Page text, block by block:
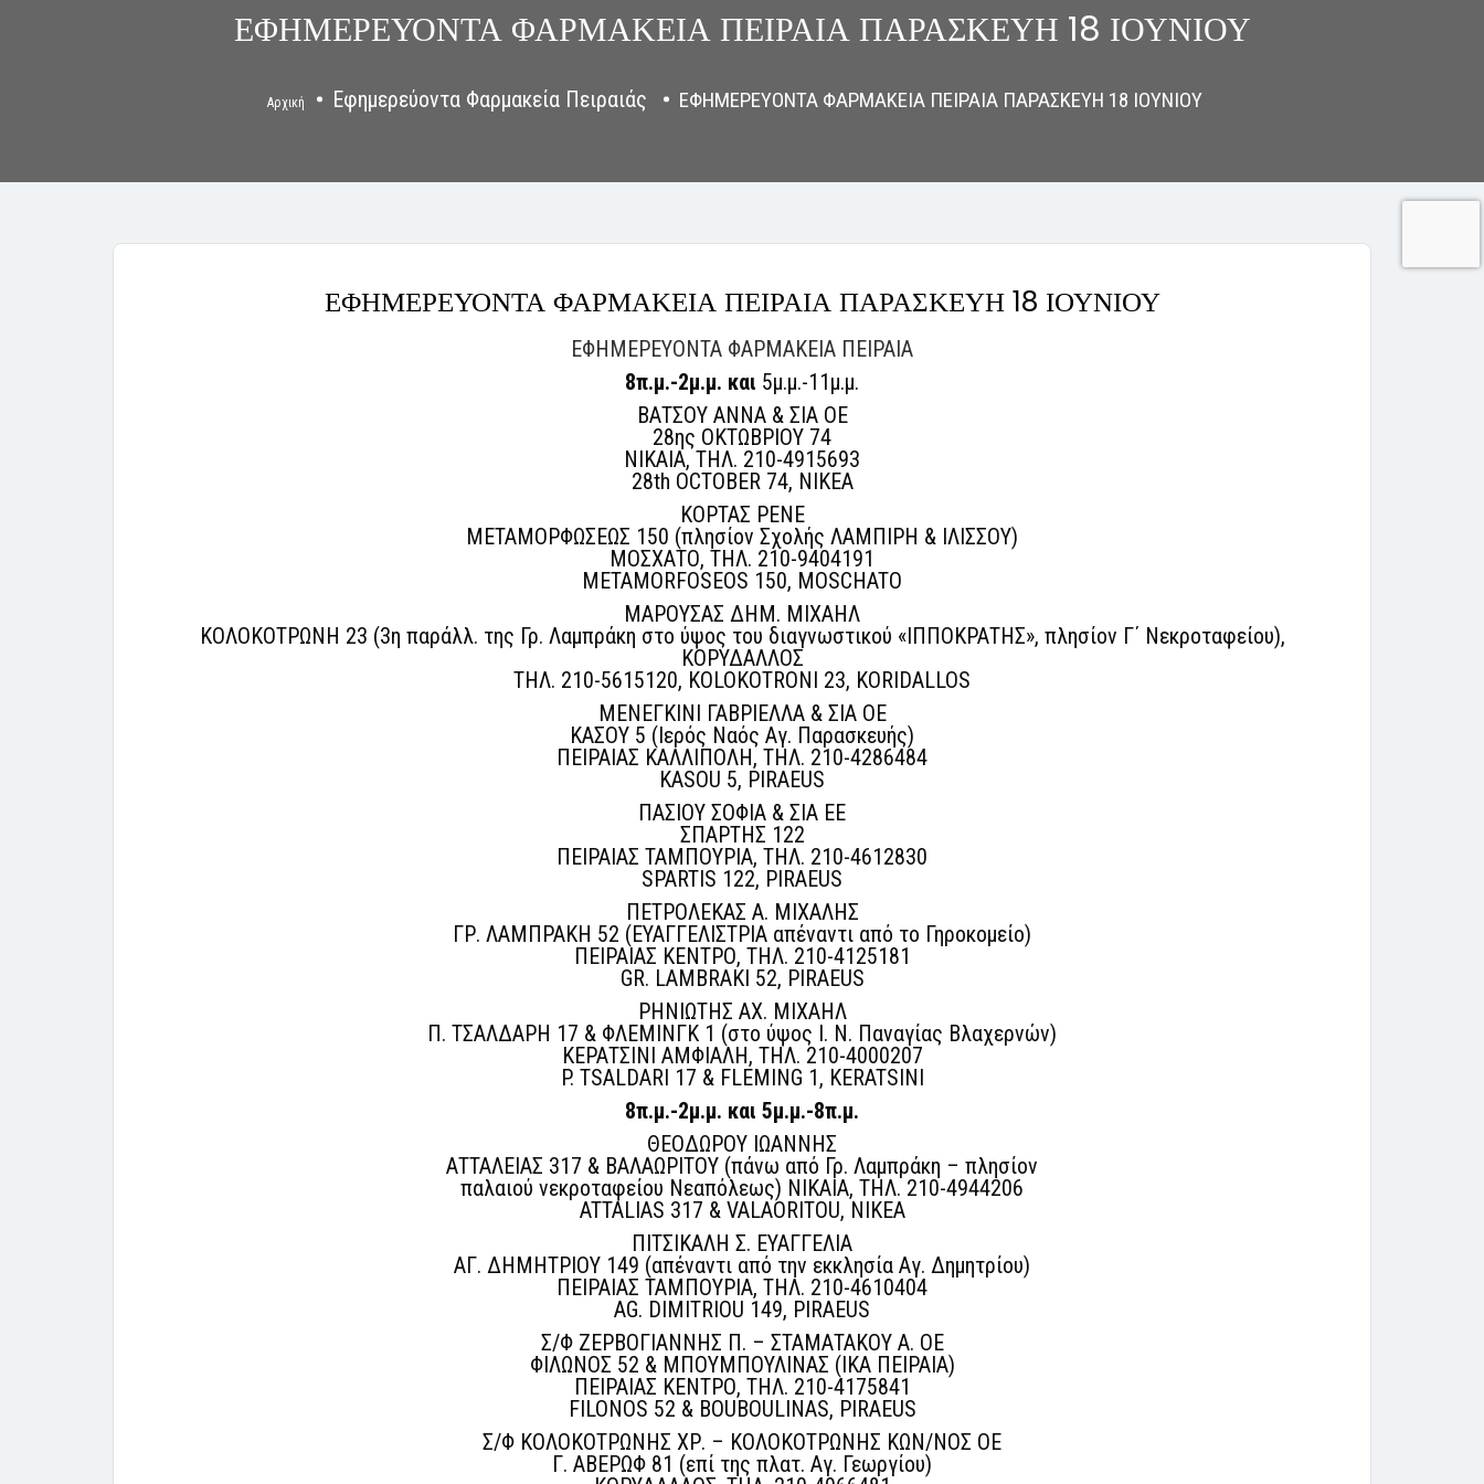
ΕΦΗΜΕΡΕΥΟΝΤΑ ΦΑΡΜΑΚΕΙΑ ΠΕΙΡΑΙΑ ΠΑΡΑΣΚΕΥΗ 18 ΙΟΥΝΙΟΥ
Αρχική Εφημερεύοντα Φαρμακεία Πειραιάς ΕΦΗΜΕΡΕΥΟΝΤΑ ΦΑΡΜΑΚΕΙΑ ΠΕΙΡΑΙΑ ΠΑΡΑΣΚΕΥΗ 18 ΙΟΥΝΙΟΥ
ΕΦΗΜΕΡΕΥΟΝΤΑ ΦΑΡΜΑΚΕΙΑ ΠΕΙΡΑΙΑ ΠΑΡΑΣΚΕΥΗ 18 ΙΟΥΝΙΟΥ
ΕΦΗΜΕΡΕΥΟΝΤΑ ΦΑΡΜΑΚΕΙΑ ΠΕΙΡΑΙΑ
8π.μ.-2μ.μ. και 5μ.μ.-11μ.μ.
ΒΑΤΣΟΥ ΑΝΝΑ & ΣΙΑ ΟΕ
28ης ΟΚΤΩΒΡΙΟΥ 74
ΝΙΚΑΙΑ, ΤΗΛ. 210-4915693
28th OCTOBER 74, NIKEA
ΚΟΡΤΑΣ ΡΕΝΕ
ΜΕΤΑΜΟΡΦΩΣΕΩΣ 150 (πλησίον Σχολής ΛΑΜΠΙΡΗ & ΙΛΙΣΣΟΥ)
ΜΟΣΧΑΤΟ, ΤΗΛ. 210-9404191
METAMORFOSEOS 150, MOSCHATO
ΜΑΡΟΥΣΑΣ ΔΗΜ. ΜΙΧΑΗΛ
ΚΟΛΟΚΟΤΡΩΝΗ 23 (3η παράλλ. της Γρ. Λαμπράκη στο ύψος του διαγνωστικού «ΙΠΠΟΚΡΑΤΗΣ», πλησίον Γ΄ Νεκροταφείου),
ΚΟΡΥΔΑΛΛΟΣ
ΤΗΛ. 210-5615120, KOLOKOTRONI 23, KORIDALLOS
ΜΕΝΕΓΚΙΝΙ ΓΑΒΡΙΕΛΛΑ & ΣΙΑ ΟΕ
ΚΑΣΟΥ 5 (Ιερός Ναός Αγ. Παρασκευής)
ΠΕΙΡΑΙΑΣ ΚΑΛΛΙΠΟΛΗ, ΤΗΛ. 210-4286484
KASOU 5, PIRAEUS
ΠΑΣΙΟΥ ΣΟΦΙΑ & ΣΙΑ ΕΕ
ΣΠΑΡΤΗΣ 122
ΠΕΙΡΑΙΑΣ ΤΑΜΠΟΥΡΙΑ, ΤΗΛ. 210-4612830
SPARTIS 122, PIRAEUS
ΠΕΤΡΟΛΕΚΑΣ Α. ΜΙΧΑΛΗΣ
ΓΡ. ΛΑΜΠΡΑΚΗ 52 (ΕΥΑΓΓΕΛΙΣΤΡΙΑ απέναντι από το Γηροκομείο)
ΠΕΙΡΑΙΑΣ ΚΕΝΤΡΟ, ΤΗΛ. 210-4125181
GR. LAMBRAKI 52, PIRAEUS
ΡΗΝΙΩΤΗΣ ΑΧ. ΜΙΧΑΗΛ
Π. ΤΣΑΛΔΑΡΗ 17 & ΦΛΕΜΙΝΓΚ 1 (στο ύψος Ι. Ν. Παναγίας Βλαχερνών)
ΚΕΡΑΤΣΙΝΙ ΑΜΦΙΑΛΗ, ΤΗΛ. 210-4000207
P. TSALDARI 17 & FLEMING 1, KERATSINI
8π.μ.-2μ.μ. και 5μ.μ.-8π.μ.
ΘΕΟΔΩΡΟΥ ΙΩΑΝΝΗΣ
ΑΤΤΑΛΕΙΑΣ 317 & ΒΑΛΑΩΡΙΤΟΥ (πάνω από Γρ. Λαμπράκη – πλησίον
παλαιού νεκροταφείου Νεαπόλεως) ΝΙΚΑΙΑ, ΤΗΛ. 210-4944206
ATTALIAS 317 & VALAORITOU, NIKEA
ΠΙΤΣΙΚΑΛΗ Σ. ΕΥΑΓΓΕΛΙΑ
ΑΓ. ΔΗΜΗΤΡΙΟΥ 149 (απέναντι από την εκκλησία Αγ. Δημητρίου)
ΠΕΙΡΑΙΑΣ ΤΑΜΠΟΥΡΙΑ, ΤΗΛ. 210-4610404
AG. DIMITRIOU 149, PIRAEUS
Σ/Φ ΖΕΡΒΟΓΙΑΝΝΗΣ Π. – ΣΤΑΜΑΤΑΚΟΥ Α. ΟΕ
ΦΙΛΩΝΟΣ 52 & ΜΠΟΥΜΠΟΥΛΙΝΑΣ (ΙΚΑ ΠΕΙΡΑΙΑ)
ΠΕΙΡΑΙΑΣ ΚΕΝΤΡΟ, ΤΗΛ. 210-4175841
FILONOS 52 & BOUBOULINAS, PIRAEUS
Σ/Φ ΚΟΛΟΚΟΤΡΩΝΗΣ ΧΡ. – ΚΟΛΟΚΟΤΡΩΝΗΣ ΚΩΝ/ΝΟΣ ΟΕ
Γ. ΑΒΕΡΩΦ 81 (επί της πλατ. Αγ. Γεωργίου)